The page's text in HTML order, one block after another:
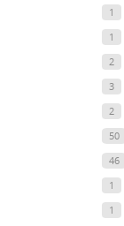
1
1
2
3
2
50
46
1
1